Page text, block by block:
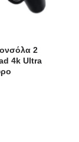
2
4k Ultra